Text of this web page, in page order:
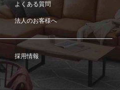
よくある質問
法人のお客様へ
採用情報